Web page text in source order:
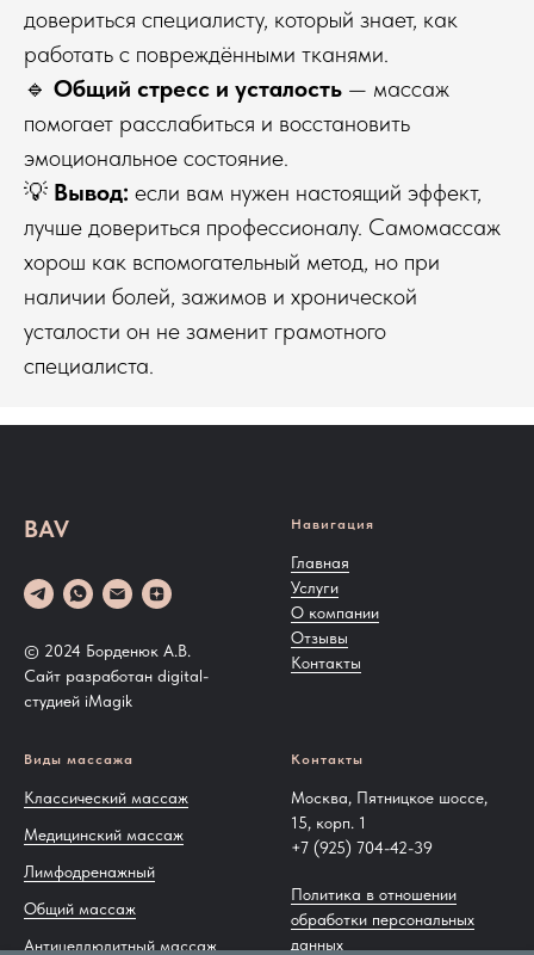
довериться специалисту, который знает, как
работать с повреждёнными тканями.
🔹 Общий стресс и усталость — массаж
помогает расслабиться и восстановить
эмоциональное состояние.
💡 Вывод: если вам нужен настоящий эффект,
лучше довериться профессионалу. Самомассаж
хорош как вспомогательный метод, но при
наличии болей, зажимов и хронической
усталости он не заменит грамотного
специалиста.
BAV
© 2024 Борденюк А.В.
Сайт разработан digital-
студией iMagik
Навигация
Главная
Услуги
О компании
Отзывы
Контакты
Виды массажа
Классический массаж
Медицинский массаж
Лимфодренажный
Общий массаж
Антицеллюлитный массаж
Контакты
Москва, Пятницкое шоссе,
15, корп. 1
+7 (925) 704-42-39
Политика в отношении
обработки персональных
данных